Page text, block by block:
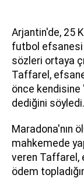
Arjantin'de, 25
futbol efsanesi
sözleri ortaya
Taffarel,
önce
dediğini söyledi.
Maradona'nın
mahkemede
veren Taffarel,
ödem